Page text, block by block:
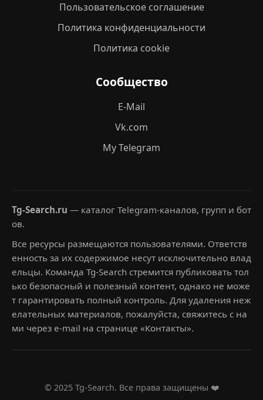
Пользовательское соглашение
Политика конфиденциальности
Политика cookie
Сообщество
E-Mail
Vk.com
My Telegram
Tg-Search.ru — каталог Telegram-каналов, групп и бот
ов.
Все ресурсы размещаются пользователями. Ответств
енность за их содержимое несут исключительно влад
ельцы. Команда Tg-Search стремится публиковать тол
ько безопасный и полезный контент, однако не може
т гарантировать полный контроль. Для удаления неж
елательных материалов, пожалуйста, свяжитесь с на
ми через e-mail на странице «Контакты».
© 2025 Tg-Search. Все права защищены ❤️